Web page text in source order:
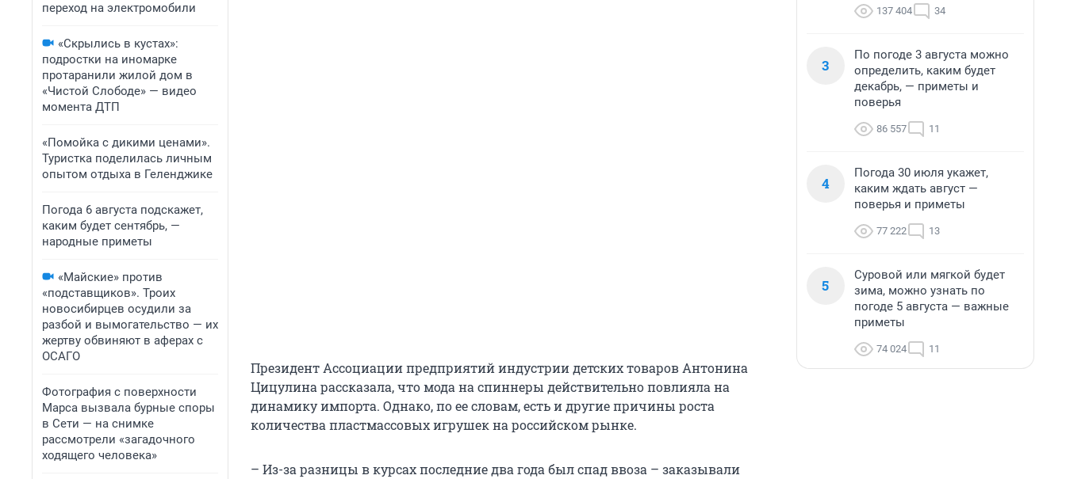
переход на электромобили
«Скрылись в кустах»:
подростки на иномарке
протаранили жилой дом в
«Чистой Слободе» — видео
момента ДТП
«Помойка с дикими ценами».
Туристка поделилась личным
опытом отдыха в Геленджике
Погода 6 августа подскажет,
каким будет сентябрь, —
народные приметы
«Майские» против
«подставщиков». Троих
новосибирцев осудили за
разбой и вымогательство — их
жертву обвиняют в аферах с
ОСАГО
Фотография с поверхности
Марса вызвала бурные споры
в Сети — на снимке
рассмотрели «загадочного
ходящего человека»
Президент Ассоциации предприятий индустрии детских товаров Антонина
Цицулина рассказала, что мода на спиннеры действительно повлияла на
динамику импорта. Однако, по ее словам, есть и другие причины роста
количества пластмассовых игрушек на российском рынке.
– Из-за разницы в курсах последние два года был спад ввоза – заказывали
137 404 34
3
По погоде 3 августа можно
определить, каким будет
декабрь, — приметы и
поверья
86 557 11
4
Погода 30 июля укажет,
каким ждать август —
поверья и приметы
77 222 13
5
Суровой или мягкой будет
зима, можно узнать по
погоде 5 августа — важные
приметы
74 024 11